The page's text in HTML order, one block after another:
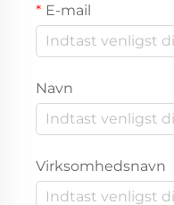
E-mail
Navn
Virksomhedsnavn